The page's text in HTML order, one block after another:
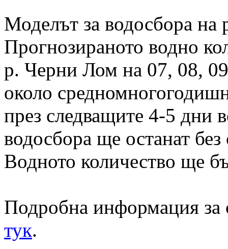
Моделът за водосбора
Прогнозираното водно
р. Черни Лом на 07, 08,
около
през следващите 4-5 дни
водосбора ще останат
Водното количество ще
Подробна информация за
тук.